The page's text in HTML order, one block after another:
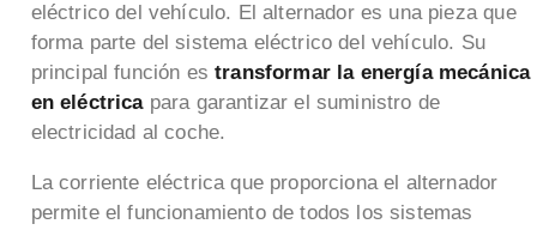
eléctrico del vehículo. El alternador es una pieza que
forma parte del sistema eléctrico del vehículo. Su
principal función estransformar la energía mecánica
en eléctricapara garantizar el suministro de
electricidad al coche.
La corriente eléctrica que proporciona el alternador
permite el funcionamiento de todos los sistemas